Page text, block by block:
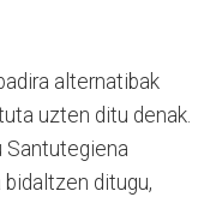
alternatibak
uzten ditu denak.
Santutegiena
ditugu,